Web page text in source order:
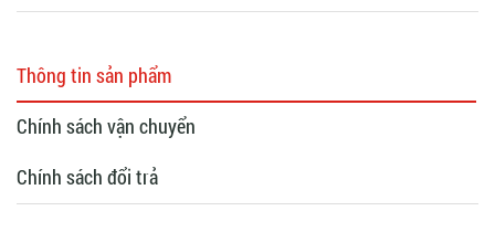
Thông tin sản phẩm
Chính sách vận chuyển
Chính sách đổi trả